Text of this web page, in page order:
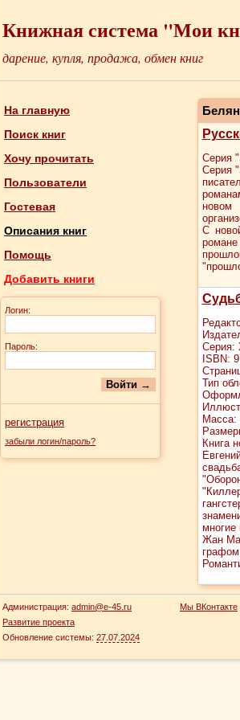
Книжная система "Мои
дарение, купля, продажа, обмен книг
На главную
Поиск книг
Хочу прочитать
Пользователи
Гостевая
Описания книг
Помощь
Добавить книги
Логин:
Пароль:
регистрация
забыли логин/пароль?
Серия
Серия
новом
С
Серия:
ISBN:
Тип
Масса:
Книга
Жан
Администрация: admin@e-45.ru
Развитие проекта
Обновление системы: 27.07.2024
Мы ВКонтакте